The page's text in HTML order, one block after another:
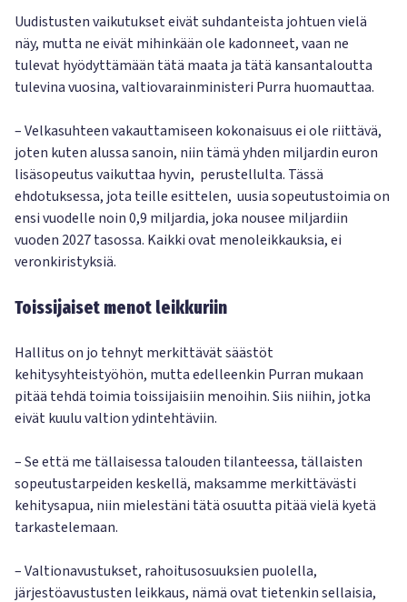
Uudistusten vaikutukset eivät suhdanteista johtuen vielä
näy, mutta ne eivät mihinkään ole kadonneet, vaan ne
tulevat hyödyttämään tätä maata ja tätä kansantaloutta
tulevina vuosina, valtiovarainministeri Purra huomauttaa.
– Velkasuhteen vakauttamiseen kokonaisuus ei ole riittävä,
joten kuten alussa sanoin, niin tämä yhden miljardin euron
lisäsopeutus vaikuttaa hyvin, perustellulta. Tässä
ehdotuksessa, jota teille esittelen, uusia sopeutustoimia on
ensi vuodelle noin 0,9 miljardia, joka nousee miljardiin
vuoden 2027 tasossa. Kaikki ovat menoleikkauksia, ei
veronkiristyksiä.
Toissijaiset menot leikkuriin
Hallitus on jo tehnyt merkittävät säästöt
kehitysyhteistyöhön, mutta edelleenkin Purran mukaan
pitää tehdä toimia toissijaisiin menoihin. Siis niihin, jotka
eivät kuulu valtion ydintehtäviin.
– Se että me tällaisessa talouden tilanteessa, tällaisten
sopeutustarpeiden keskellä, maksamme merkittävästi
kehitysapua, niin mielestäni tätä osuutta pitää vielä kyetä
tarkastelemaan.
– Valtionavustukset, rahoitusosuuksien puolella,
järjestöavustusten leikkaus, nämä ovat tietenkin sellaisia,